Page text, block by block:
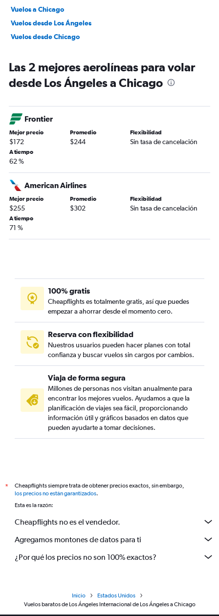
Vuelos a Chicago
Vuelos desde Los Ángeles
Vuelos desde Chicago
Las 2 mejores aerolíneas para volar
desde Los Ángeles a Chicago
Frontier
Mejor precio
$172
Promedio
$244
Flexibilidad
Sin tasa de cancelación
A tiempo
62 %
American Airlines
Mejor precio
$255
Promedio
$302
Flexibilidad
Sin tasa de cancelación
A tiempo
71 %
100% gratis
Cheapflights es totalmente gratis, así que puedes
empezar a ahorrar desde el momento cero.
Reserva con flexibilidad
Nuestros usuarios pueden hacer planes con total
confianza y buscar vuelos sin cargos por cambios.
Viaja de forma segura
Millones de personas nos visitan anualmente para
encontrar los mejores vuelos. Ayudamos a que la
planificación de viajes sea fácil, proporcionando
información útil y gráficos basados en datos que
pueden ayudarte a tomar decisiones.
*
Cheapflights siempre trata de obtener precios exactos, sin embargo,
los precios no están garantizados.
Esta es la razón:
Cheapflights no es el vendedor.
Agregamos montones de datos para ti
¿Por qué los precios no son 100% exactos?
Inicio
Estados Unidos
Vuelos baratos de Los Ángeles Internacional de Los Ángeles a Chicago